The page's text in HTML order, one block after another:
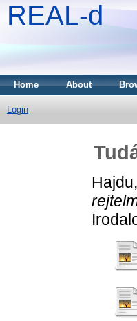
REAL-d
Home About
Login